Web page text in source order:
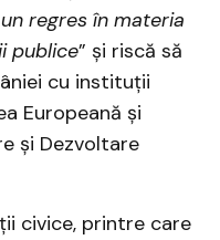
regres în materia
publice” și riscă să
cu instituții
Europeană și
și Dezvoltare
civice, printre care